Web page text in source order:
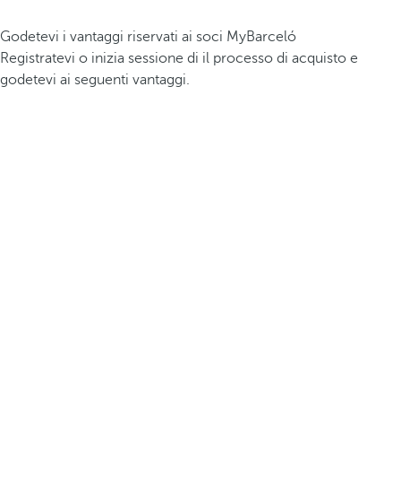
Godetevi i vantaggi riservati ai soci MyBarceló
Registratevi o inizia sessione di il processo di acquisto e
godetevi ai seguenti vantaggi.